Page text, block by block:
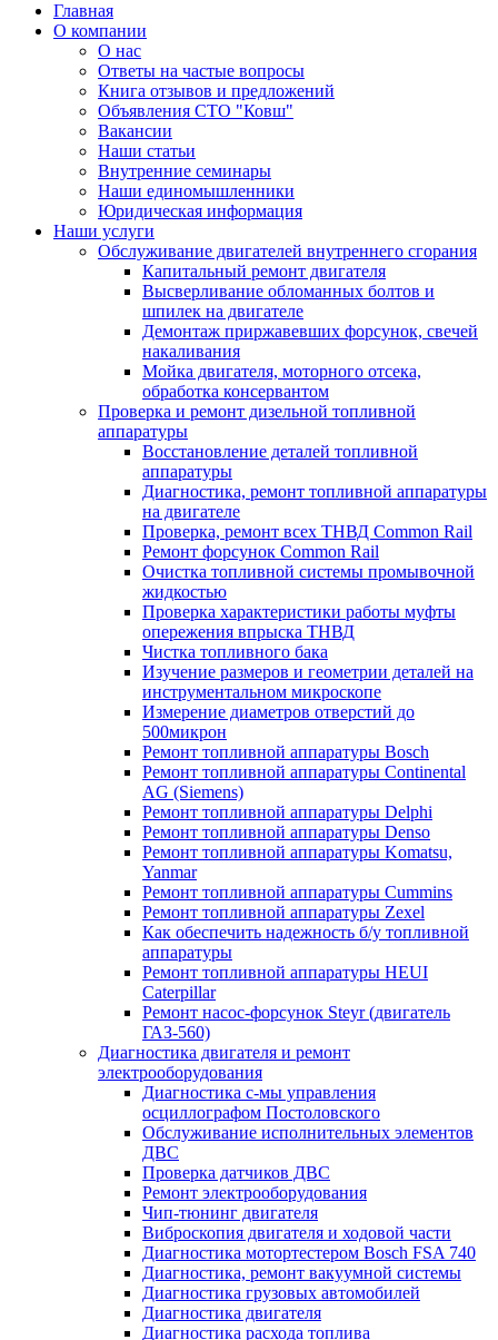
Главная
О компании
О нас
Ответы на частые вопросы
Книга отзывов и предложений
Объявления СТО "Ковш"
Вакансии
Наши статьи
Внутренние семинары
Наши единомышленники
Юридическая информация
Наши услуги
Обслуживание двигателей внутреннего сгорания
Капитальный ремонт двигателя
Высверливание обломанных болтов и
шпилек на двигателе
Демонтаж приржавевших форсунок, свечей
накаливания
Мойка двигателя, моторного отсека,
обработка консервантом
Проверка и ремонт дизельной топливной
аппаратуры
Восстановление деталей топливной
аппаратуры
Диагностика, ремонт топливной аппаратуры
на двигателе
Проверка, ремонт всех ТНВД Common Rail
Ремонт форсунок Common Rail
Очистка топливной системы промывочной
жидкостью
Проверка характеристики работы муфты
опережения впрыска ТНВД
Чистка топливного бака
Изучение размеров и геометрии деталей на
инструментальном микроскопе
Измерение диаметров отверстий до
500микрон
Ремонт топливной аппаратуры Bosch
Ремонт топливной аппаратуры Continental
AG (Siemens)
Ремонт топливной аппаратуры Delphi
Ремонт топливной аппаратуры Denso
Ремонт топливной аппаратуры Komatsu,
Yanmar
Ремонт топливной аппаратуры Cummins
Ремонт топливной аппаратуры Zexel
Как обеспечить надежность б/у топливной
аппаратуры
Ремонт топливной аппаратуры HEUI
Caterpillar
Ремонт насос-форсунок Steyr (двигатель
ГАЗ-560)
Диагностика двигателя и ремонт
электрооборудования
Диагностика с-мы управления
осциллографом Постоловского
Обслуживание исполнительных элементов
ДВС
Проверка датчиков ДВС
Ремонт электрооборудования
Чип-тюнинг двигателя
Виброскопия двигателя и ходовой части
Диагностика мотортестером Bosch FSA 740
Диагностика, ремонт вакуумной системы
Диагностика грузовых автомобилей
Диагностика двигателя
Диагностика расхода топлива